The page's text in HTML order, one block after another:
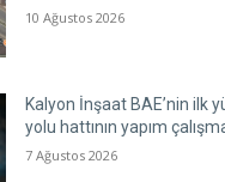
10 Ağustos 2026
Kalyon İnşaat BAE’nin ilk
yolu hattının yapım
7 Ağustos 2026